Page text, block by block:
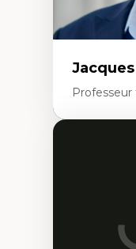
Professeur
Analyse